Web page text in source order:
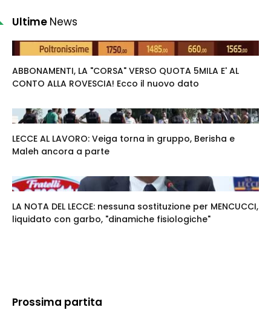
Ultime News
ABBONAMENTI, LA "CORSA" VERSO QUOTA 5MILA E' AL
CONTO ALLA ROVESCIA! Ecco il nuovo dato
LECCE AL LAVORO: Veiga torna in gruppo, Berisha e
Maleh ancora a parte
LA NOTA DEL LECCE: nessuna sostituzione per MENCUCCI,
liquidato con garbo, "dinamiche fisiologiche"
Prossima partita